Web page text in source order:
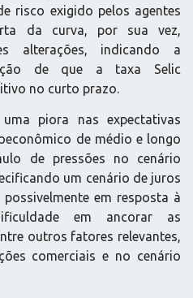
risco exigido pelos agentes
da curva, por sua vez,
alterações, indicando a
de que a taxa Selic
no curto prazo.
piora nas expectativas
de médio e longo
de pressões no cenário
um cenário de juros
em resposta à
em ancorar as
outros fatores relevantes,
comerciais e no cenário